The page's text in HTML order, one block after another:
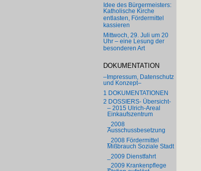
Idee des Bürgermeisters:
Katholische Kirche
entlasten, Fördermittel
kassieren
Mittwoch, 29. Juli um 20
Uhr – eine Lesung der
besonderen Art
DOKUMENTATION
–Impressum, Datenschutz
und Konzept–
1 DOKUMENTATIONEN
2 DOSSIERS- Übersicht-
– 2015 Ulrich-Areal
Einkaufszentrum
_2008
Ausschussbesetzung
_2008 Fördermittel
Mißbrauch Soziale Stadt
_2009 Dienstfahrt
_2009 Krankenpflege